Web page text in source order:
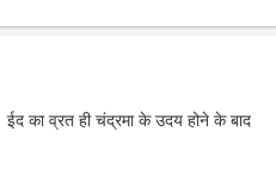
ईद का व्रत ही चंद्रमा के उदय होने के बाद